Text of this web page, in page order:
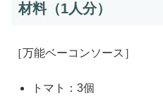
材料（1人分）
［万能ベーコンソース］
トマト：3個